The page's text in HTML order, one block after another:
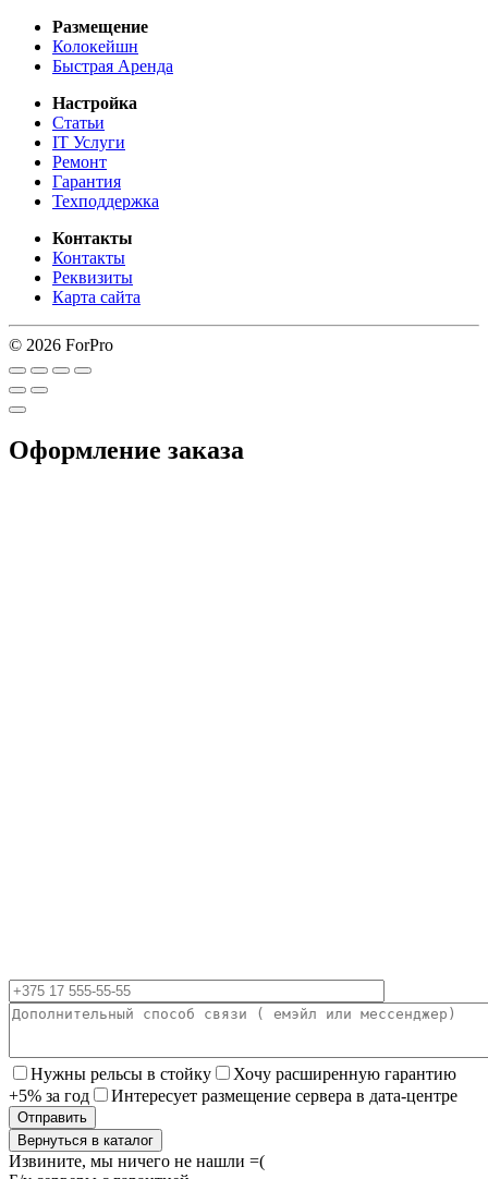
Размещение
Колокейшн
Быстрая Аренда
Настройка
Статьи
IT Услуги
Ремонт
Гарантия
Техподдержка
Контакты
Контакты
Реквизиты
Карта сайта
© 2026 ForPro
Оформление заказа
Нужны рельсы в стойку
Хочу расширенную гарантию
+5% за год
Интересует размещение сервера в дата-центре
Вернуться в каталог
Извините, мы ничего не нашли =(